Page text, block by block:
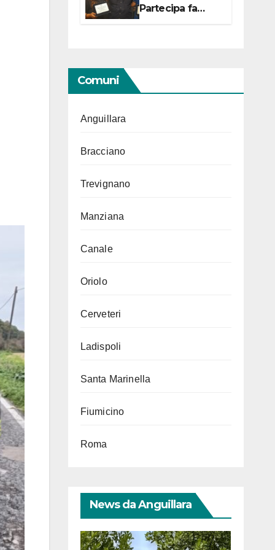
Partecipa fa
centro con due
Comuni
Anguillara
Bracciano
Trevignano
Manziana
Canale
Oriolo
Cerveteri
Ladispoli
Santa Marinella
Fiumicino
Roma
News da Anguillara